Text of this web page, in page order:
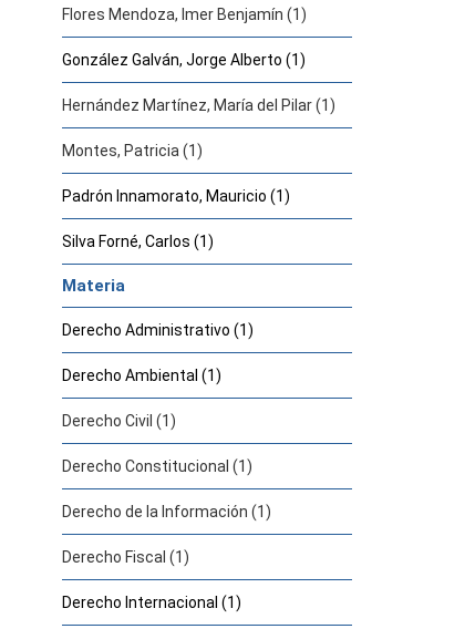
Flores Mendoza, Imer Benjamín (1)
González Galván, Jorge Alberto (1)
Hernández Martínez, María del Pilar (1)
Montes, Patricia (1)
Padrón Innamorato, Mauricio (1)
Silva Forné, Carlos (1)
Materia
Derecho Administrativo (1)
Derecho Ambiental (1)
Derecho Civil (1)
Derecho Constitucional (1)
Derecho de la Información (1)
Derecho Fiscal (1)
Derecho Internacional (1)